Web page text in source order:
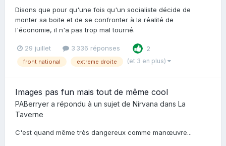
Disons que pour qu'une fois qu'un socialiste décide de
monter sa boite et de se confronter à la réalité de
l'économie, il n'a pas trop mal tourné.
29 juillet 3 336 réponses 2
front national extreme droite (et 3 en plus)
Images pas fun mais tout de même cool
PABerryer a répondu à un sujet de Nirvana dans La
Taverne
C'est quand même très dangereux comme manœuvre...